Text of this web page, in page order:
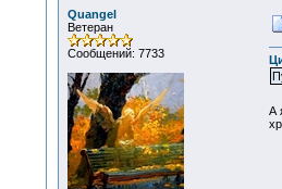
Quangel
Ветеран
Сообщений: 7733
А